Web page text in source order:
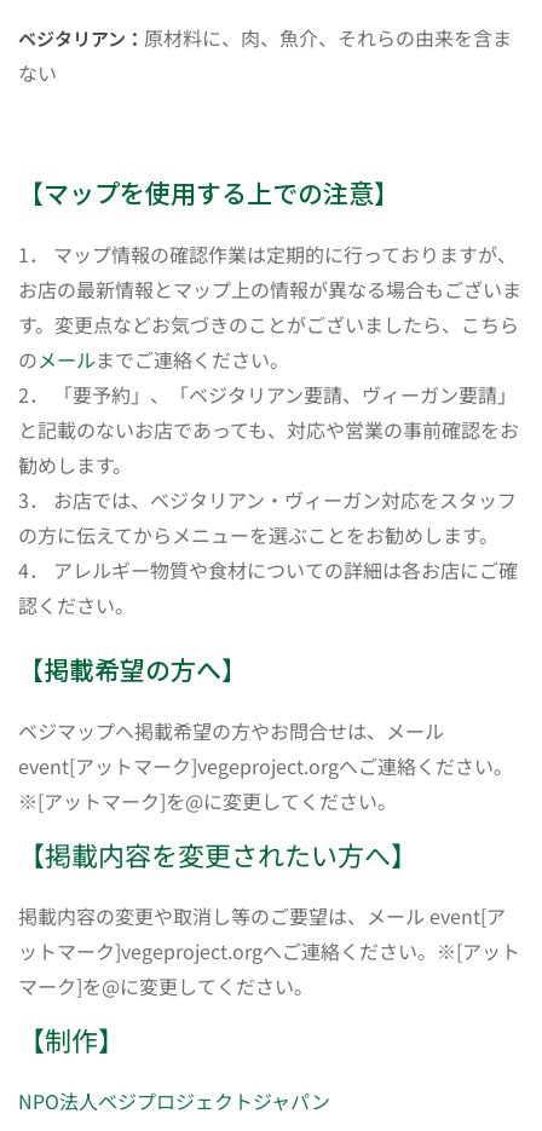
ベジタリアン： 原材料に、肉、魚介、それらの由来を含ま
ない
【マップを使用する上での注意】
1． マップ情報の確認作業は定期的に行っておりますが、
お店の最新情報とマップ上の情報が異なる場合もございま
す。変更点などお気づきのことがございましたら、こちら
のメールまでご連絡ください。
2． 「要予約」、「ベジタリアン要請、ヴィーガン要請」
と記載のないお店であっても、対応や営業の事前確認をお
勧めします。
3． お店では、ベジタリアン・ヴィーガン対応をスタッフ
の方に伝えてからメニューを選ぶことをお勧めします。
4． アレルギー物質や食材についての詳細は各お店にご確
認ください。
【掲載希望の方へ】
ベジマップへ掲載希望の方やお問合せは、メール
event[アットマーク]vegeproject.orgへご連絡ください。
※[アットマーク]を@に変更してください。
【掲載内容を変更されたい方へ】
掲載内容の変更や取消し等のご要望は、メール event[ア
ットマーク]vegeproject.orgへご連絡ください。※[アット
マーク]を@に変更してください。
【制作】
NPO法人ベジプロジェクトジャパン